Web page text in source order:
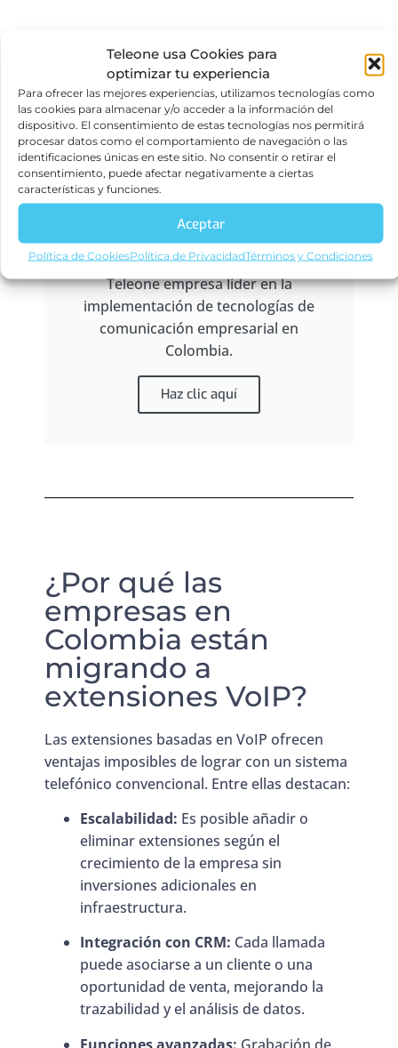
Teleone usa Cookies para
optimizar tu experiencia
Para ofrecer las mejores experiencias, utilizamos tecnologías como
las cookies para almacenar y/o acceder a la información del
dispositivo. El consentimiento de estas tecnologías nos permitirá
procesar datos como el comportamiento de navegación o las
identificaciones únicas en este sitio. No consentir o retirar el
consentimiento, puede afectar negativamente a ciertas
características y funciones.
Aceptar
Política de CookiesPolítica de PrivacidadTérminos y Condiciones
Contáctanos por el
mejor servicio de PBX
para instituciones
educativas
Teleone empresa líder en la
implementación de tecnologías de
comunicación empresarial en
Colombia.
Haz clic aquí
¿Por qué las
empresas en
Colombia están
migrando a
extensiones VoIP?
Las extensiones basadas en VoIP ofrecen
ventajas imposibles de lograr con un sistema
telefónico convencional. Entre ellas destacan:
Escalabilidad: Es posible añadir o
eliminar extensiones según el
crecimiento de la empresa sin
inversiones adicionales en
infraestructura.
Integración con CRM: Cada llamada
puede asociarse a un cliente o una
oportunidad de venta, mejorando la
trazabilidad y el análisis de datos.